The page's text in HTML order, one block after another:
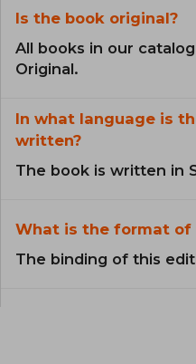
Is the book original?
All books in our
Original.
In what language is
written?
The book is written in
What is the format of
The binding of this